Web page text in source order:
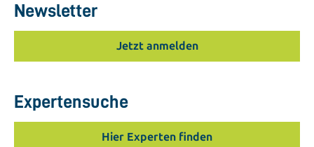
Newsletter
Jetzt anmelden
Expertensuche
Hier Experten finden